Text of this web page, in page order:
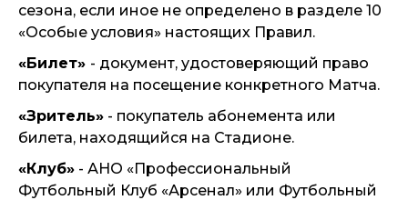
сезона, если иное не определено в разделе 10
«Особые условия» настоящих Правил.
«Билет» - документ, удостоверяющий право
покупателя на посещение конкретного Матча.
«Зритель» - покупатель абонемента или
билета, находящийся на Стадионе.
«Клуб» - АНО «Профессиональный
Футбольный Клуб «Арсенал» или Футбольный